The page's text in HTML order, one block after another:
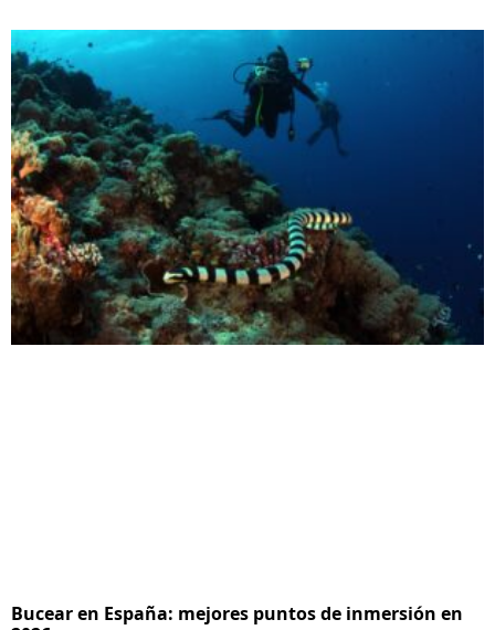
Bucear en España: mejores puntos de inmersión en